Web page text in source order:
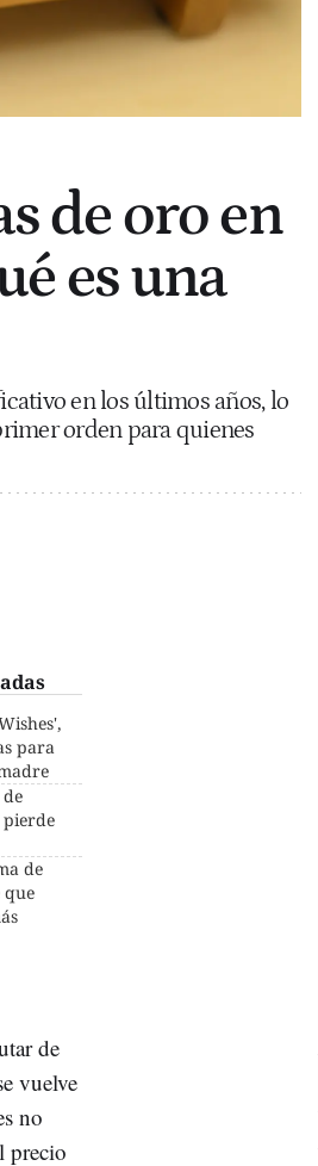
de oro en
es una
en los últimos años, lo
orden para quienes
para
pierde
de
que
de
vuelve
no
precio